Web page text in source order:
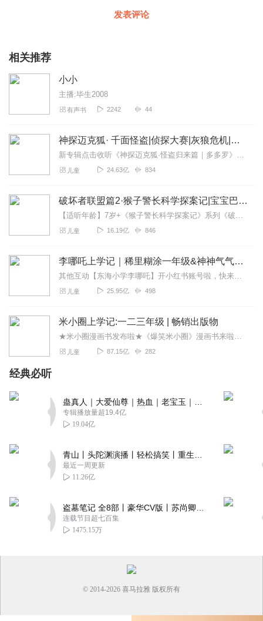
发表评论
相关推荐
小小
主播:毕生2008
有声书 2242 44
神探迈克狐· 千面怪盗|侦探大赛|灰狼危机|多多罗
新专辑点击收听《神探迈克狐·怪盗归来篇｜多多罗》！！！>>>点击进入主播橱窗购买《神探迈克狐》系列图书吧!<<<多多罗故事【点击前往】收听多多罗其他好玩有趣的故...
儿童 24.63亿 834
破坏者联盟篇2·猴子警长科学探案记|宝宝巴士故事
【适听年龄】7岁+《猴子警长科学探案记》系列《破坏者联盟篇1·猴子警长科学探案记》>>>《破坏者联盟篇2·猴子警长科学探案记》>>>《破坏者联盟篇3·猴子警长科...
儿童 16.19亿 846
李哪吒上学记｜稀里糊涂一年级&神神气气二年级
其他互动【东海小学李哪吒】开小红书账号啦，快来关注和李哪吒成为好朋友！有机会免费领儿童会员、官方周边！【点击加入】东海小学广播站圈子，更多互动！李哪吒全新冒险番...
儿童 25.95亿 498
米小圈上学记:一二三年级 | 畅销出版物
★米小圈漫画书发布啦★《爆笑米小圈》漫画书来啦《米小圈上学记》一二三年级正版广播剧！《米小圈上学记》系列是儿童作家北猫最新创作的儿童小说系列，作品诙谐幽默、好...
儿童 87.15亿 282
经典必听
专辑播放量超19.4亿
19.04亿
最近一周更新
11.26亿
连载节目超七百集
1475.15万
© 2014-2026 喜马拉雅 版权所有